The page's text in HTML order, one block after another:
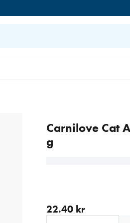
Carnilove Cat
g
22.40 kr